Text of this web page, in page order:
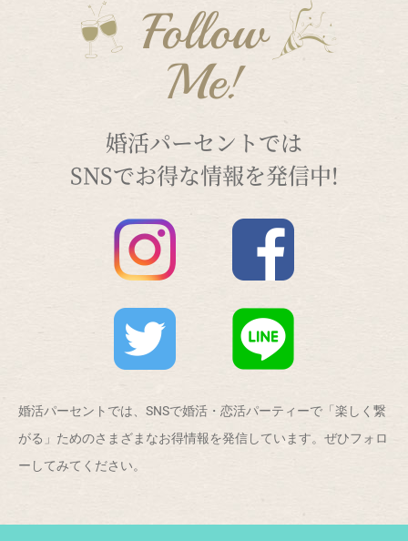
Follow
Me!
婚活パーセントでは
SNSでお得な情報を発信中!
婚活パーセントでは、SNSで婚活・恋活パーティーで「楽しく繋
がる」ためのさまざまなお得情報を発信しています。ぜひフォロ
ーしてみてください。